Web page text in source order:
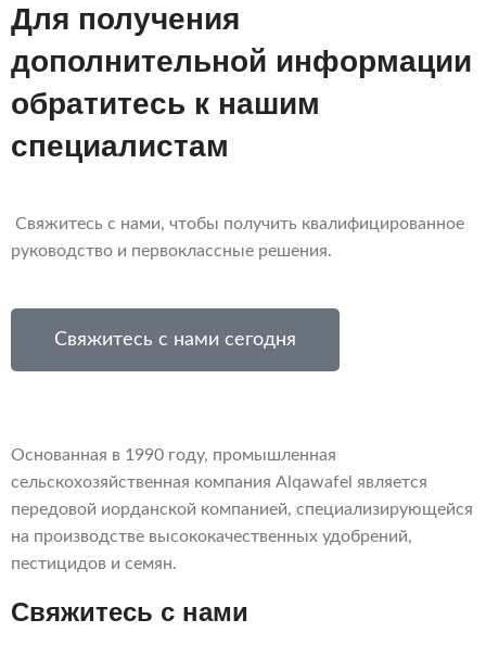
Для получения
дополнительной информации
обратитесь к нашим
специалистам
Свяжитесь с нами, чтобы получить квалифицированное
руководство и первоклассные решения.
Свяжитесь с нами сегодня
Основанная в 1990 году, промышленная
сельскохозяйственная компания Alqawafel является
передовой иорданской компанией, специализирующейся
на производстве высококачественных удобрений,
пестицидов и семян.
Свяжитесь с нами